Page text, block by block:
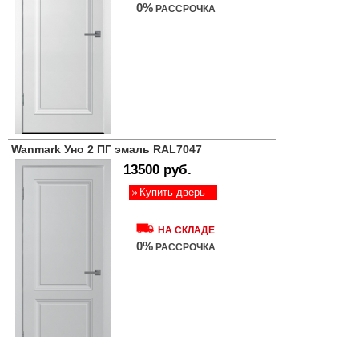
0% РАССРОЧКА
Wanmark Уно 2 ПГ эмаль RAL7047
13500 руб.
Купить дверь
НА СКЛАДЕ
0% РАССРОЧКА